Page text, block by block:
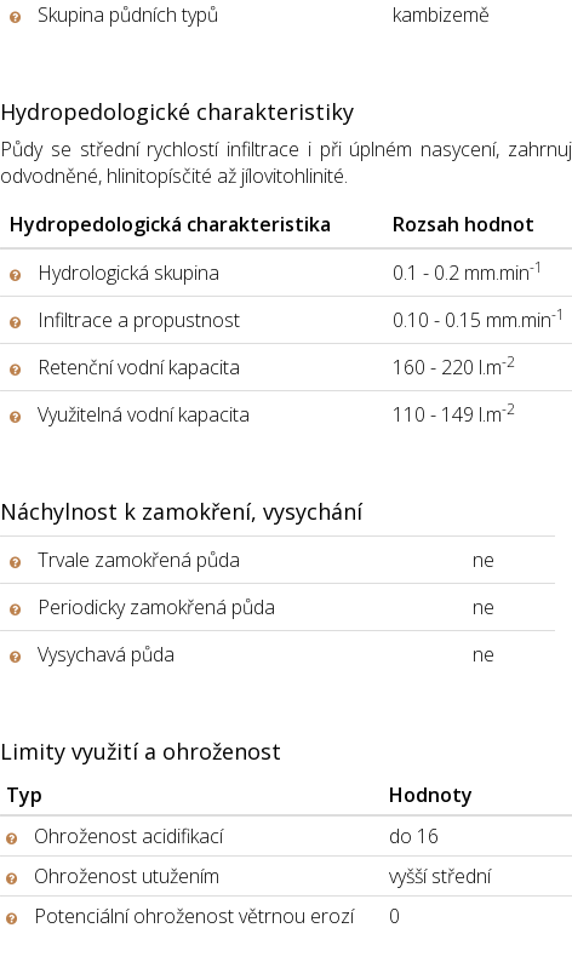
Skupina půdních typů
kambizemě
Hydropedologické charakteristiky
Půdy se střední rychlostí infiltrace i při úplném nasycení,
odvodněné, hlinitopísčité až jílovitohlinité.
Hydropedologická charakteristika
Rozsah hodnot
Hydrologická skupina
0.1 - 0.2 mm.min-1
Infiltrace a propustnost
0.10 - 0.15 mm.min-1
Retenční vodní kapacita
160 - 220 l.m-2
Využitelná vodní kapacita
110 - 149 l.m-2
Náchylnost k zamokření, vysychání
Trvale zamokřená půda
ne
Periodicky zamokřená půda
ne
Vysychavá půda
ne
Limity využití a ohroženost
Typ Hodnoty
Ohroženost acidifikací
do 16
Ohroženost utužením
vyšší střední
Potenciální ohroženost větrnou erozí
0